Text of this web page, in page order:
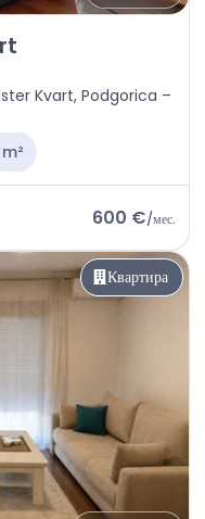
Kvart
Kvart, Podgorica –
600 €/мес.
Квартира